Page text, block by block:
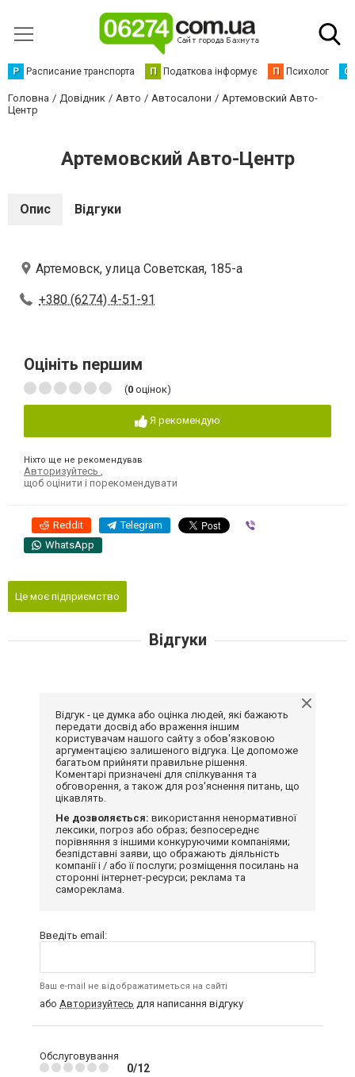
Р Расписание транспорта П Податкова інформує П Психолог С
Головна Довідник Авто Автосалони
Артемовский Авто-
Центр
Артемовский Авто-Центр
Опис Відгуки
Артемовск, улица Советская, 185-а
+380 (6274) 4-51-91
Оцініть першим
(0 оцінок)
Я рекомендую
Ніхто ще не рекомендував
Авторизуйтесь
щоб оцінити і порекомендувати
Reddit Telegram
WhatsApp
Це моє підприємство
Відгуки
Відгук - це думка або оцінка людей, які бажають
передати досвід або враження іншим
користувачам нашого сайту з обов'язковою
аргументацією залишеного відгука. Це допоможе
багатьом прийняти правильне рішення.
Коментарі призначені для спілкування та
обговорення, а також для роз'яснення питань, що
цікавлять.
Не дозволяється: використання ненормативної
лексики, погроз або образ; безпосереднє
порівняння з іншими конкуруючими компаніями;
безпідставні заяви, що ображають діяльність
компанії і / або її послуги; розміщення посилань на
сторонні інтернет-ресурси; реклама та
самореклама.
Введіть email:
Ваш e-mail не відображатиметься на сайті
або Авторизуйтесь для написання відгуку
Обслуговування
0/12